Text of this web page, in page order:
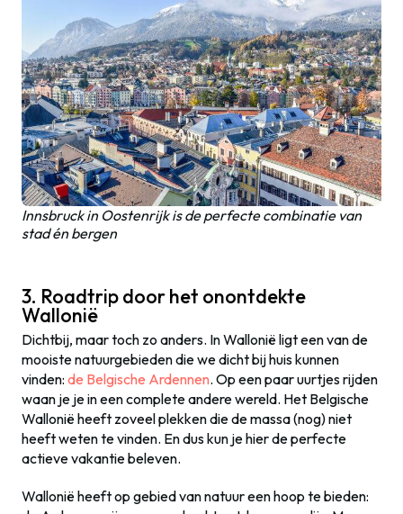
Innsbruck in Oostenrijk is de perfecte combinatie van
stad én bergen
3. Roadtrip door het onontdekte
Wallonië
Dichtbij, maar toch zo anders. In Wallonië ligt een van de
mooiste natuurgebieden die we dicht bij huis kunnen
vinden: de Belgische Ardennen. Op een paar uurtjes rijden
waan je je in een complete andere wereld. Het Belgische
Wallonië heeft zoveel plekken die de massa (nog) niet
heeft weten te vinden. En dus kun je hier de perfecte
actieve vakantie beleven.
Wallonië heeft op gebied van natuur een hoop te bieden: